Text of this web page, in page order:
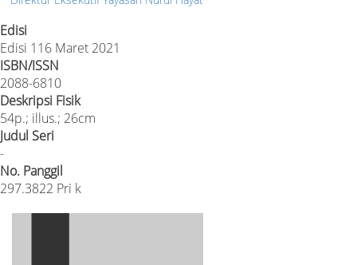
Edisi
Edisi 116 Maret 2021
ISBN/ISSN
2088-6810
Deskripsi Fisik
54p.; illus.; 26cm
Judul Seri
-
No. Panggil
297.3822 Pri k